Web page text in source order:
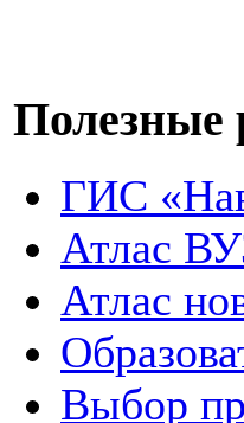
Полезные
ГИС
Атлас
Атлас
Выбор